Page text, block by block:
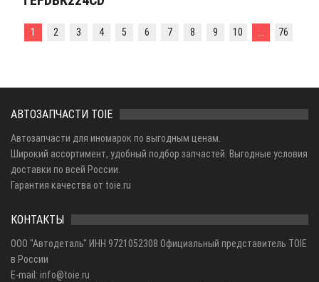
1 2 3 4 5 6 7 8 9 10 76
АВТОЗАПЧАСТИ TOIE
Автозапчасти для иномарок по выгодным ценам.
Широкий ассортимент, удобный подбор запчастей. Выгодные условия
доставки по всей России.
Гарантия качества от toie.ru
КОНТАКТЫ
ООО "Автодеталь" ИНН 9721052308 Официальный представитель TOIE
в России
E-mail: info@toie.ru